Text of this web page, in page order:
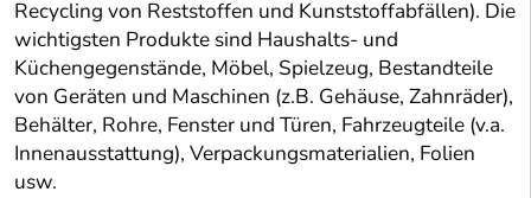
Recycling von Reststoffen und Kunststoffabfällen). Die
wichtigsten Produkte sind Haushalts- und
Küchengegenstände, Möbel, Spielzeug, Bestandteile
von Geräten und Maschinen (z.B. Gehäuse, Zahnräder),
Behälter, Rohre, Fenster und Türen, Fahrzeugteile (v.a.
Innenausstattung), Verpackungsmaterialien, Folien
usw.